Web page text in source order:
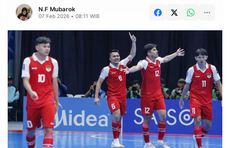
EDITORIAL AKSARA
DAERAH
MANCA
INFORMASI
PRIVACY
POLICY
BERITA
WARGA
N.F Mubarok
07 Feb 2026 • 08:11 WIB